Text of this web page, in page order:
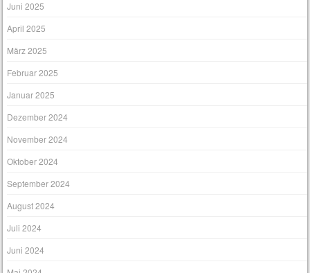
Juni 2025
April 2025
März 2025
Februar 2025
Januar 2025
Dezember 2024
November 2024
Oktober 2024
September 2024
August 2024
Juli 2024
Juni 2024